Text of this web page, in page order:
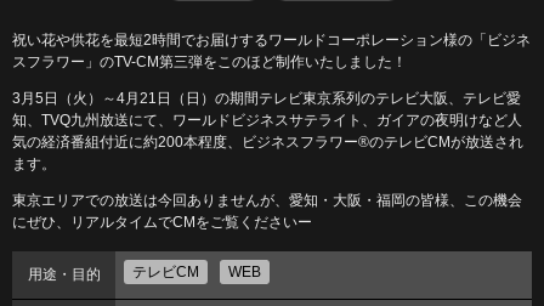
祝い花や供花を最短2時間でお届けするワールドコーポレーション様の「ビジネ
スフラワー」のTV-CM第三弾をこのほど制作いたしました！
3月5日（火）～4月21日（日）の期間テレビ東京系列のテレビ大阪、テレビ愛
知、TVQ九州放送にて、ワールドビジネスサテライト、ガイアの夜明けなど人
気の経済番組付近に約200本程度、ビジネスフラワー®のテレビCMが放送され
ます。
東京エリアでの放送は今回ありませんが、愛知・大阪・福岡の皆様、この機会
にぜひ、リアルタイムでCMをご覧くださいー
用途・目的 テレビCM WEB